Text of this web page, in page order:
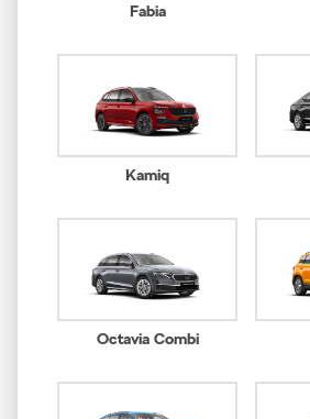
Fabia
Kamiq
Octavia Combi